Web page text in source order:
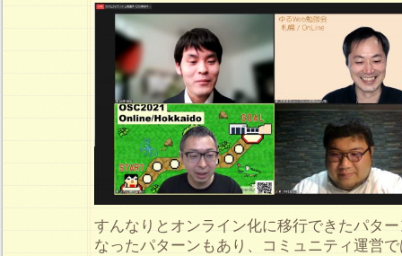
すんなりとオンライン化に移行できたパタ
なったパターンもあり、コミュニティ運営